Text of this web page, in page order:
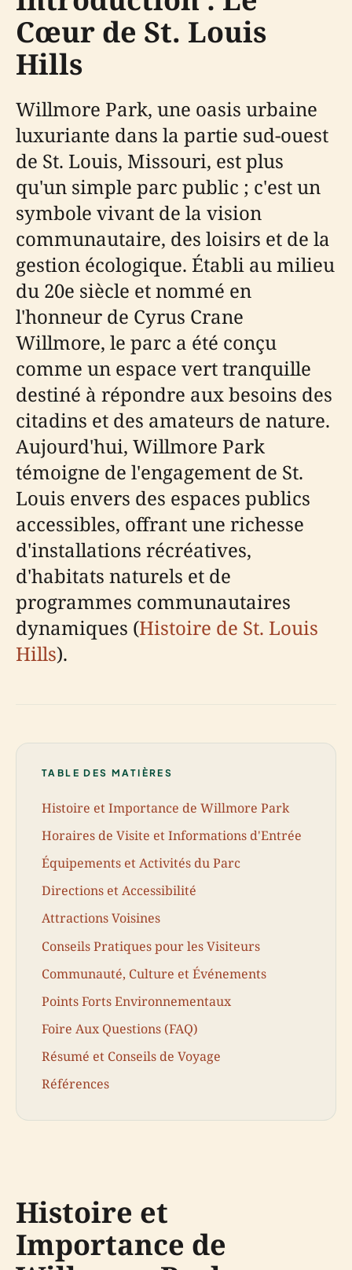
Cœur de St. Louis
Hills
Willmore Park, une oasis urbaine
luxuriante dans la partie sud-ouest
de St. Louis, Missouri, est plus
qu'un simple parc public ; c'est un
symbole vivant de la vision
communautaire, des loisirs et de la
gestion écologique. Établi au milieu
du 20e siècle et nommé en
l'honneur de Cyrus Crane
Willmore, le parc a été conçu
comme un espace vert tranquille
destiné à répondre aux besoins des
citadins et des amateurs de nature.
Aujourd'hui, Willmore Park
témoigne de l'engagement de St.
Louis envers des espaces publics
accessibles, offrant une richesse
d'installations récréatives,
d'habitats naturels et de
programmes communautaires
dynamiques (Histoire de St. Louis
Hills).
TABLE DES MATIÈRES
Histoire et Importance de Willmore Park
Horaires de Visite et Informations d'Entrée
Équipements et Activités du Parc
Directions et Accessibilité
Attractions Voisines
Conseils Pratiques pour les Visiteurs
Communauté, Culture et Événements
Points Forts Environnementaux
Foire Aux Questions (FAQ)
Résumé et Conseils de Voyage
Références
Histoire et
Importance de